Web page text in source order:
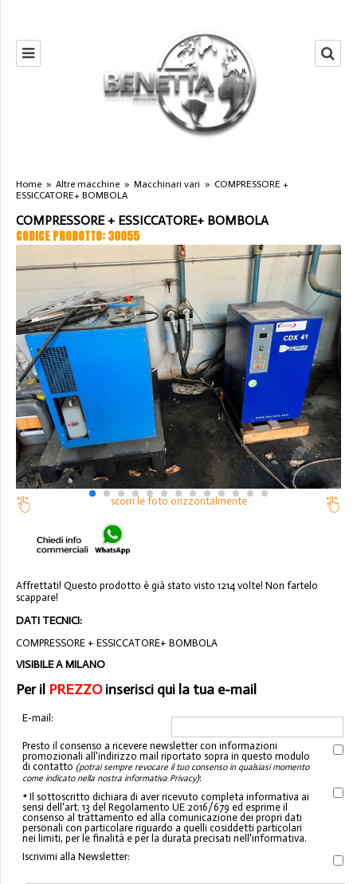
Home » Altre macchine » Macchinari vari » COMPRESSORE +
ESSICCATORE+ BOMBOLA
COMPRESSORE + ESSICCATORE+ BOMBOLA
CODICE PRODOTTO: 30055
scorri le foto orizzontalmente
Affrettati! Questo prodotto è già stato visto 1214 volte! Non fartelo
scappare!
DATI TECNICI:
COMPRESSORE + ESSICCATORE+ BOMBOLA
VISIBILE A MILANO
Per il PREZZOinserisci qui la tua e-mail
E-mail:
Presto il consenso a ricevere newsletter con informazioni
promozionali all'indirizzo mail riportato sopra in questo modulo
di contatto (potrai sempre revocare il tuo consenso in qualsiasi momento
come indicato nella nostra informativa Privacy):
* Il sottoscritto dichiara di aver ricevuto completa informativa ai
sensi dell'art. 13 del Regolamento UE 2016/679 ed esprime il
consenso al trattamento ed alla comunicazione dei propri dati
personali con particolare riguardo a quelli cosiddetti particolari
nei limiti, per le finalità e per la durata precisati nell'informativa.
Iscrivimi alla Newsletter: